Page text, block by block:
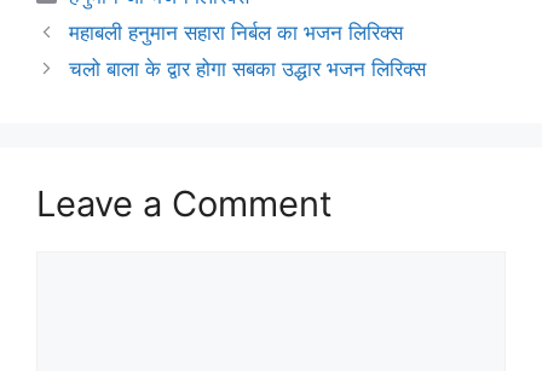
महाबली हनुमान सहारा निर्बल का भजन लिरिक्स
चलो बाला के द्वार होगा सबका उद्धार भजन लिरिक्स
Leave a Comment